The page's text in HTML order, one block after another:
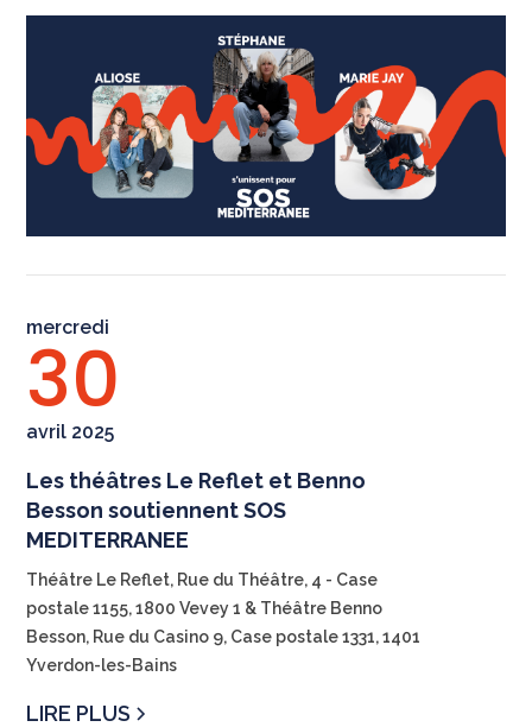
mercredi
30
avril 2025
Les théâtres Le Reflet et Benno
Besson soutiennent SOS
MEDITERRANEE
Théâtre Le Reflet, Rue du Théâtre, 4 - Case
postale 1155, 1800 Vevey 1 & Théâtre Benno
Besson, ​Rue du Casino 9, Case postale 1331, 1401
Yverdon-les-Bains
LIRE PLUS